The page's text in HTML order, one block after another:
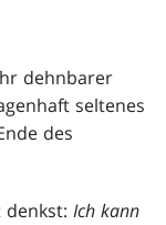
dehnbarer
seltenes
des
denkst:Ich kann